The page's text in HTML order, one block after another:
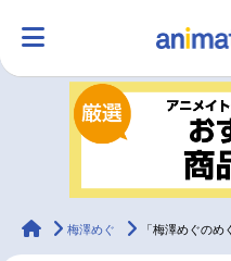
ランキング
ラジオ
animateTimes
梅澤めぐ 「梅澤めぐのめぐ